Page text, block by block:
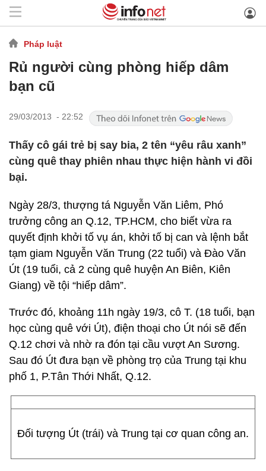
Pháp luật
Rủ người cùng phòng hiếp dâm
bạn cũ
29/03/2013 - 22:52
Thấy cô gái trẻ bị say bia, 2 tên “yêu râu xanh”
cùng quê thay phiên nhau thực hiện hành vi đồi
bại.
Ngày 28/3, thượng tá Nguyễn Văn Liêm, Phó
trưởng công an Q.12, TP.HCM, cho biết vừa ra
quyết định khởi tố vụ án, khởi tố bị can và lệnh bắt
tạm giam Nguyễn Văn Trung (22 tuổi) và Đào Văn
Út (19 tuổi, cả 2 cùng quê huyện An Biên, Kiên
Giang) về tội “hiếp dâm”.
Trước đó, khoảng 11h ngày 19/3, cô T. (18 tuổi, bạn
học cùng quê với Út), điện thoại cho Út nói sẽ đến
Q.12 chơi và nhờ ra đón tại cầu vượt An Sương.
Sau đó Út đưa bạn về phòng trọ của Trung tại khu
phố 1, P.Tân Thới Nhất, Q.12.
Đối tượng Út (trái) và Trung tại cơ quan công an.